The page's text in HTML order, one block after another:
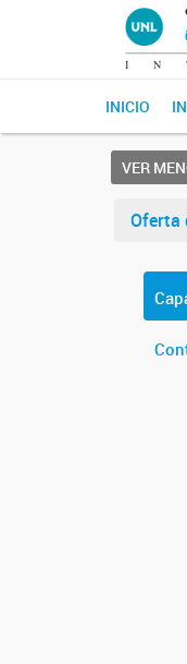
INICIO
VER
Oferta